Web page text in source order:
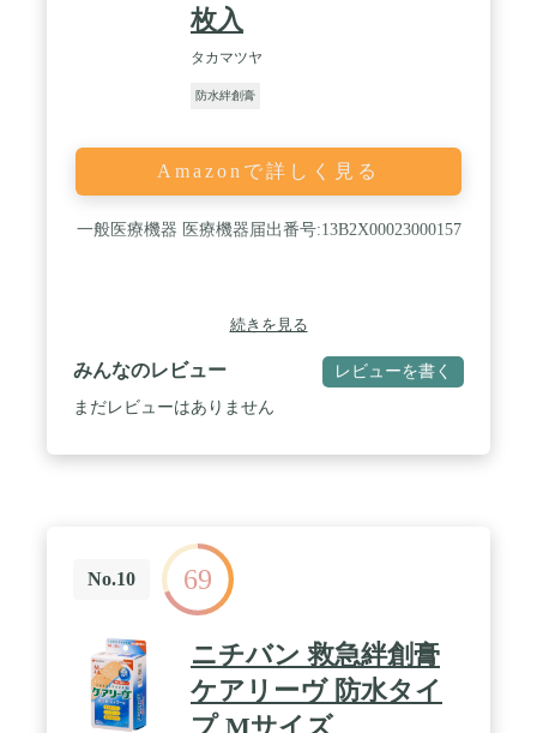
枚入
タカマツヤ
防水絆創膏
Amazonで詳しく見る
一般医療機器 医療機器届出番号:13B2X00023000157
続きを見る
みんなのレビュー レビューを書く
まだレビューはありません
No.10 69
ニチバン 救急絆創膏
ケアリーヴ 防水タイ
プ Mサイズ